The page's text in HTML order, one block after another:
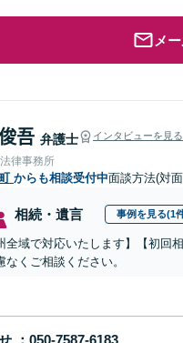
メ
吾 弁護士 インタビューを見る
律事務所
からも相談受付中面談方法(対
相続・遺言 事例を見る(1
全域で対応いたします】【初
なくご相談ください。